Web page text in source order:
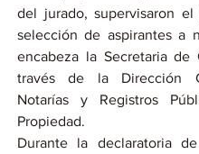
del jurado, supervisaron
selección de aspirantes a
encabeza la Secretaria de
través de la Dirección
Notarías y Registros
Propiedad.
Durante la declaratoria